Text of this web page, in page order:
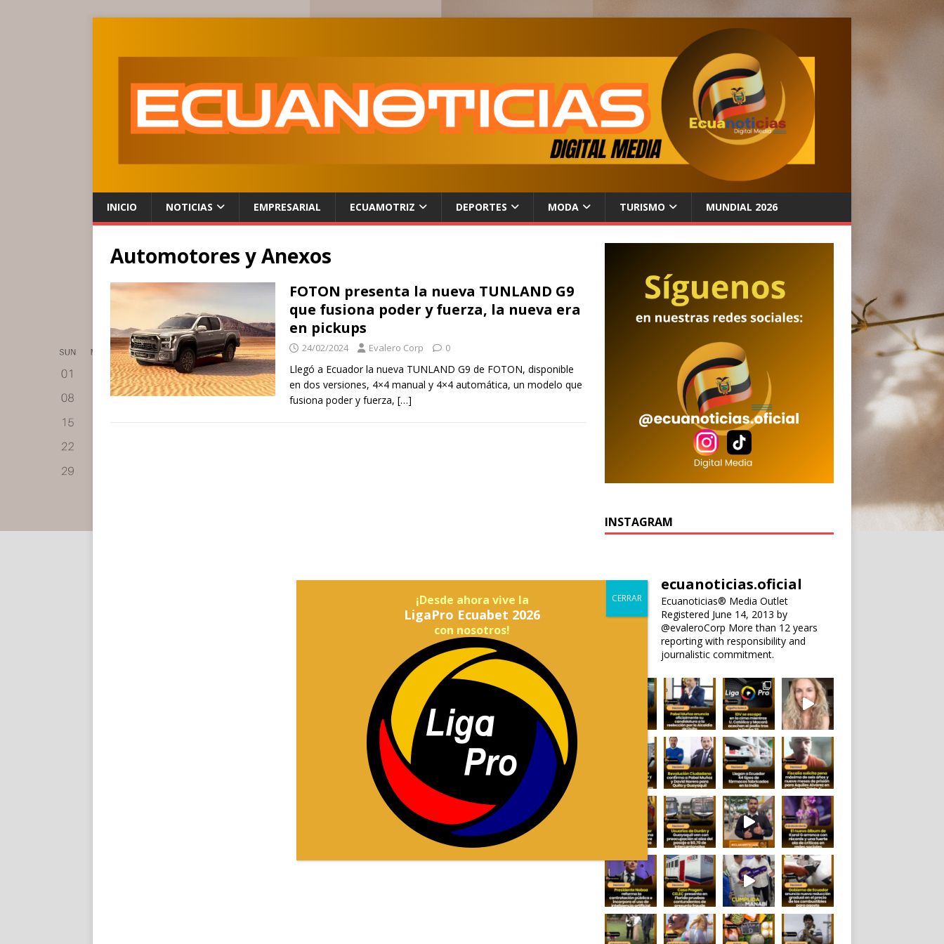
INICIO NOTICIAS EMPRESARIAL ECUAMOTRIZ DEPORTES MODA TURISMO MUNDIAL 2026
Automotores y Anexos
FOTON presenta la nueva TUNLAND G9
que fusiona poder y fuerza, la nueva era
en pickups
24/02/2024 Evalero Corp 0
Llegó a Ecuador la nueva TUNLAND G9 de FOTON, disponible
en dos versiones, 4×4 manual y 4×4 automática, un modelo que
fusiona poder y fuerza, […]
INSTAGRAM
ecuanoticias.oficial
Ecuanoticias® Media Outlet
Registered June 14, 2013 by
@evaleroCorp More than 12 years
reporting with responsibility and
journalistic commitment.
¡Desde ahora vive la
LigaPro Ecuabet 2026
con nosotros!